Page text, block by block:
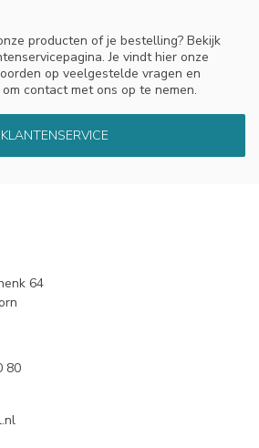
producten of je bestelling? Bekijk
Je vindt hier onze
op veelgestelde vragen en
contact met ons op te nemen.
KLANTENSERVICE
64
80